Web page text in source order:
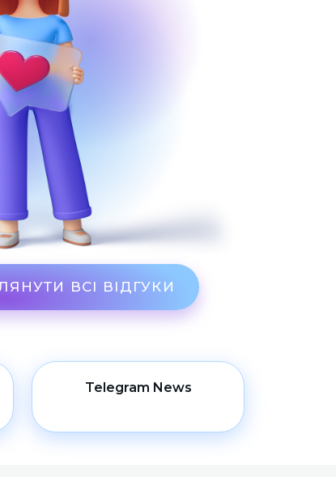
ВСІ ВІДГУКИ
Telegram News